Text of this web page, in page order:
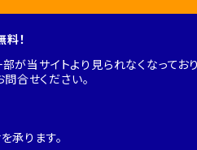
！
当サイトより見られなくなっており
合せください。
承ります。